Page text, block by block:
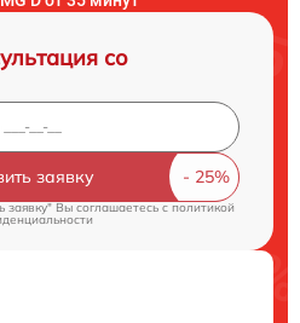
со
заявку
заявку" Вы соглашаетесь cполитикой